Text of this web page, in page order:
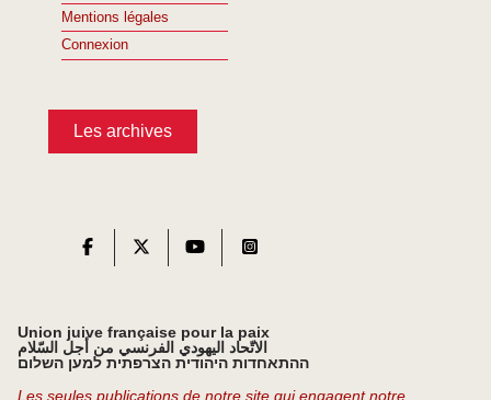
Mentions légales
Connexion
Les archives
Union juive française pour la paix
الاتّحاد اليهودي الفرنسي من أجل السّلام
ההתאחדות היהודית הצרפתית למען השלום
Les seules publications de notre site qui engagent notre